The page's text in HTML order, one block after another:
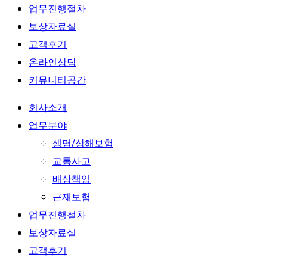
업무진행절차
보상자료실
고객후기
온라인상담
커뮤니티공간
회사소개
업무분야
생명/상해보험
교통사고
배상책임
근재보험
업무진행절차
보상자료실
고객후기